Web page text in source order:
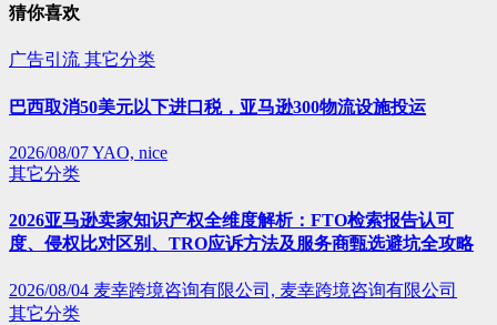
猜你喜欢
广告引流 其它分类
巴西取消50美元以下进口税，亚马逊300物流设施投运
2026/08/07YAO, nice
其它分类
2026亚马逊卖家知识产权全维度解析：FTO检索报告认可
度、侵权比对区别、TRO应诉方法及服务商甄选避坑全攻略
2026/08/04 麦幸跨境咨询有限公司, 麦幸跨境咨询有限公司
其它分类